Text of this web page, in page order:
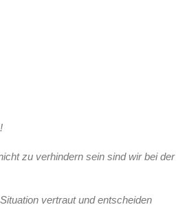
zu verhindern sein sind wir bei der
vertraut und entscheiden